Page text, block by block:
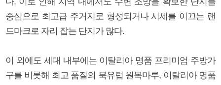
중심으로 최고급 주거지로 형성되거나 시세를 이끄는 랜
드마크로 자리 잡는 단지가 많다.
이 외에도 세대 내부에는 이탈리아 명품 프리미엄 주방가
구를 비롯해 최고 품질의 북유럽 원목마루, 이탈리아 명품